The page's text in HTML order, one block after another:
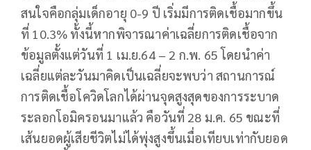
สนใจคือกลุ่มเด็กอายุ 0-9 ปี เริ่มมีการติดเชื้อมากขึ้น
ที่ 10.3% ทั้งนี้หากพิจารณาค่าเฉลี่ยการติดเชื้อจาก
ข้อมูลตั้งแต่วันที่ 1 เม.ย.64 – 2 ก.พ. 65 โดยนำค่า
เฉลี่ยแต่ละวันมาคิดเป็นเฉลี่ยจะพบว่า สถานการณ์
การติดเชื้อโควิดโลกได้ผ่านจุดสูงสุดของการระบาด
ระลอกโอมิครอนมาแล้ว คือวันที่ 28 ม.ค. 65​ ขณะที่
เส้นยอดผู้เสียชีวิตไม่ได้พุ่งสูงขึ้นเมื่อเทียบเท่ากับยอด